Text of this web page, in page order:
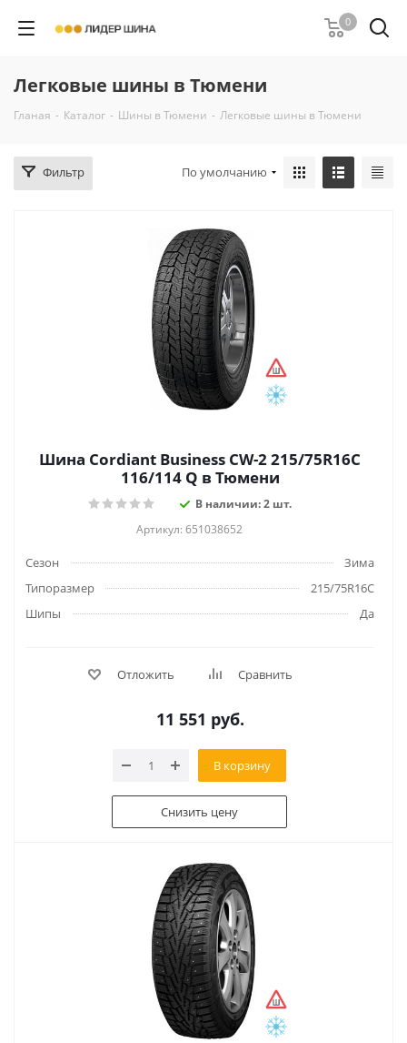
0
Легковые шины в Тюмени
Гланая - Каталог - Шины в Тюмени - Легковые шины в Тюмени
Фильтр По умолчанию
Шина Cordiant Business CW-2 215/75R16C
116/114 Q в Тюмени
В наличии: 2 шт.
Артикул: 651038652
Сезон
Зима
Типоразмер
215/75R16C
Шипы
Да
Отложить Сравнить
11 551 руб.
В корзину
Снизить цену